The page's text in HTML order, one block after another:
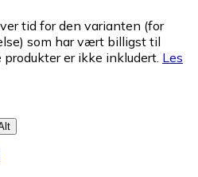
tid for den varianten (for
som har vært billigst til
er ikke inkludert. Les